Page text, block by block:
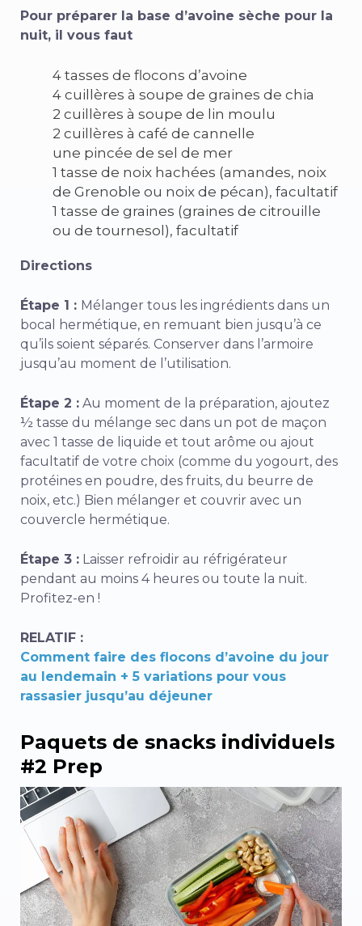
Pour préparer la base d’avoine sèche pour la
nuit, il vous faut
4 tasses de flocons d’avoine
4 cuillères à soupe de graines de chia
2 cuillères à soupe de lin moulu
2 cuillères à café de cannelle
une pincée de sel de mer
1 tasse de noix hachées (amandes, noix
de Grenoble ou noix de pécan), facultatif
1 tasse de graines (graines de citrouille
ou de tournesol), facultatif
Directions
Étape 1 : Mélanger tous les ingrédients dans un
bocal hermétique, en remuant bien jusqu’à ce
qu’ils soient séparés. Conserver dans l’armoire
jusqu’au moment de l’utilisation.
Étape 2 : Au moment de la préparation, ajoutez
½ tasse du mélange sec dans un pot de maçon
avec 1 tasse de liquide et tout arôme ou ajout
facultatif de votre choix (comme du yogourt, des
protéines en poudre, des fruits, du beurre de
noix, etc.) Bien mélanger et couvrir avec un
couvercle hermétique.
Étape 3 : Laisser refroidir au réfrigérateur
pendant au moins 4 heures ou toute la nuit.
Profitez-en !
RELATIF :
Comment faire des flocons d’avoine du jour
au lendemain + 5 variations pour vous
rassasier jusqu’au déjeuner
Paquets de snacks individuels
#2 Prep